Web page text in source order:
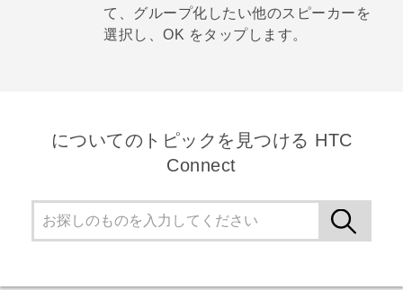
て、グループ化したい他のスピーカーを
選択し、 OK をタップします。
についてのトピックを見つける HTC
Connect